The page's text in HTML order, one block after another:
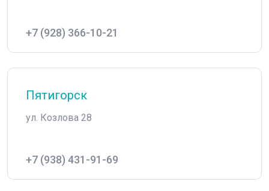
+7 (928) 366-10-21
Пятигорск
ул. Козлова 28
+7 (938) 431-91-69